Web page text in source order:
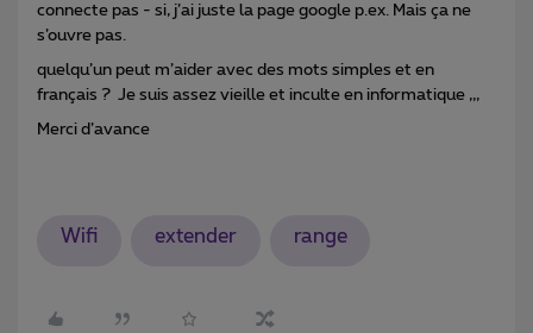
connecte pas - si, j’ai juste la page google p.ex. Mais ça ne
s’ouvre pas.
quelqu’un peut m’aider avec des mots simples et en
français ? Je suis assez vieille et inculte en informatique ,,,
Merci d’avance
Wifi extender range